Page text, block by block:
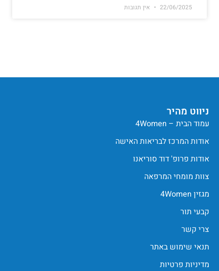
22/06/2025 אין תגובות
ניווט מהיר
עמוד הבית – 4Women
אודות המרכז לבריאות האישה
אודות פרופ' דוד סוריאנו
צוות מומחי המרפאה
מגזין 4Women
קבעי תור
צרי קשר
תנאי שימוש באתר
מדיניות פרטיות